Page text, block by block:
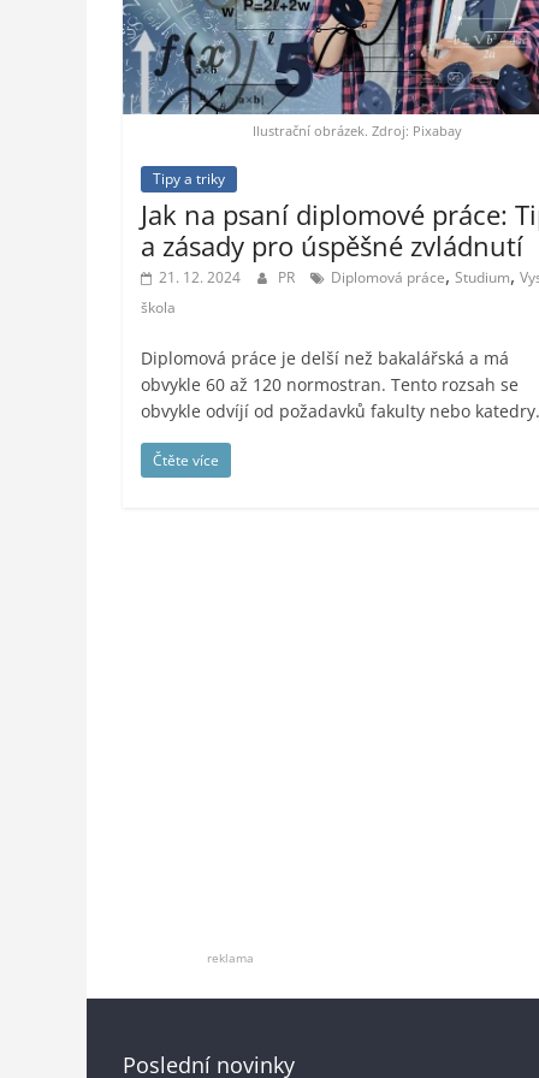
styl,
auto-
moto,
vesmír
Ilustrační obrázek. Zdroj: Pixabay
Tipy a triky
Jak na psaní diplomové práce:
a zásady pro úspěšné zvládnutí
21. 12. 2024 PR Diplomová práce, Studium,
škola
Diplomová práce je delší než bakalářská a má
obvykle 60 až 120 normostran. Tento rozsah se
obvykle odvíjí od požadavků fakulty nebo katedry.
Čtěte více
reklama
Poslední novinky